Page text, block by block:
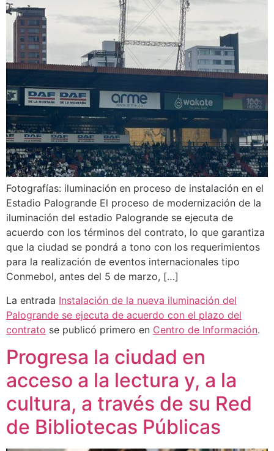
Fotografías: iluminación en proceso de instalación en el
Estadio Palogrande El proceso de modernización de la
iluminación del estadio Palogrande se ejecuta de
acuerdo con los términos del contrato, lo que garantiza
que la ciudad se pondrá a tono con los requerimientos
para la realización de eventos internacionales tipo
Conmebol, antes del 5 de marzo, […]
La entrada Instalación de la nueva iluminación del
Palogrande se ejecuta de acuerdo con el plazo del
contrato se publicó primero en Centro de Información.
Progresa la ciudad en
acceso a la lectura y, a la
cultura, a través de su Red
de Bibliotecas Públicas